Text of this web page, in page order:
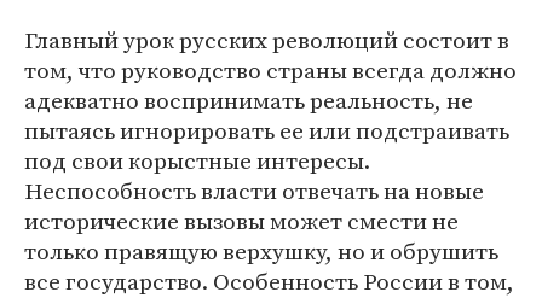
Главный урок русских революций состоит в
том, что руководство страны всегда должно
адекватно воспринимать реальность, не
пытаясь игнорировать ее или подстраивать
под свои корыстные интересы.
Неспособность власти отвечать на новые
исторические вызовы может смести не
только правящую верхушку, но и обрушить
все государство. Особенность России в том,